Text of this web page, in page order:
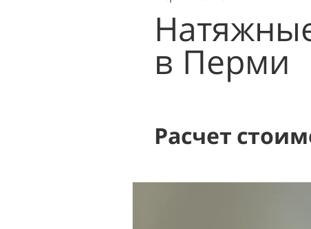
в Перми
Расчет